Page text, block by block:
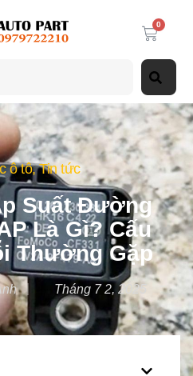
0
ô tô,Tin tức
Suất Đường
Là Gì? Cấu
Thường Gặp
Tháng 7 2, 2025